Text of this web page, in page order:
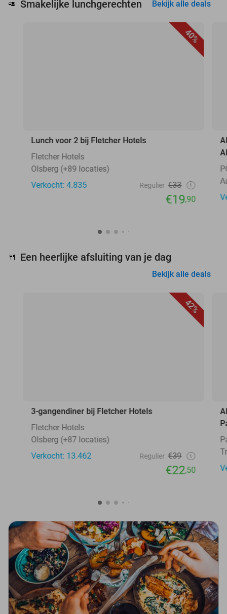
🥑 Smakelijke lunchgerechten Bekijk alle deals
40%
Lunch voor 2 bij Fletcher Hotels
Fletcher Hotels
Olsberg (+89 locaties)
Verkocht: 4.835
Regulier €33
€19,90
🍴 Een heerlijke afsluiting van je dag
Bekijk alle deals
42%
3-gangendiner bij Fletcher Hotels
Fletcher Hotels
Olsberg (+87 locaties)
Verkocht: 13.462
Regulier €39
€22,50